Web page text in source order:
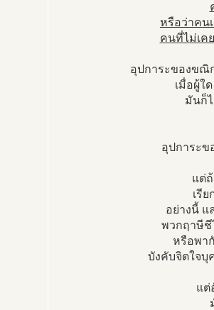
หรือว่าคน
คนที่ไม่เค
อุปการะของขณิ
เมื่อผู้ใ
มันก็
อุปการะข
แต่
เรี
อย่างนี้ แ
พวกฤาษีชี
หรือพา
บังคับจิตใจบุ
แต่